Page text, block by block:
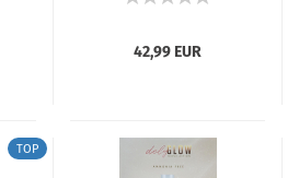
42,99 EUR
TOP